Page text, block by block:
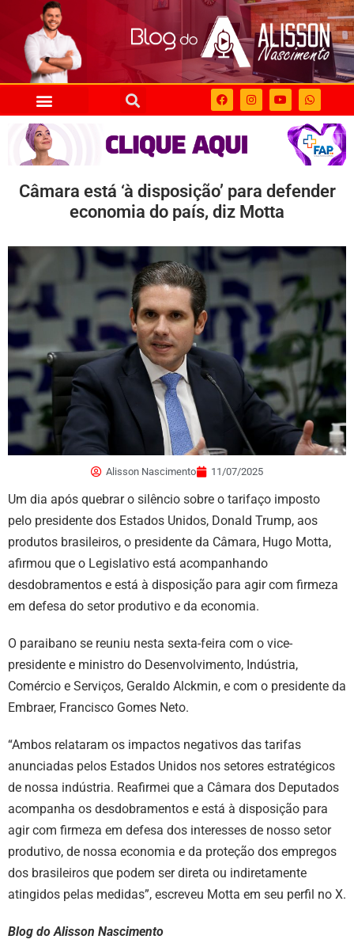
Câmara está ‘à disposição’ para defender
economia do país, diz Motta
Alisson Nascimento 11/07/2025
Um dia após quebrar o silêncio sobre o tarifaço imposto
pelo presidente dos Estados Unidos, Donald Trump, aos
produtos brasileiros, o presidente da Câmara, Hugo Motta,
afirmou que o Legislativo está acompanhando
desdobramentos e está à disposição para agir com firmeza
em defesa do setor produtivo e da economia.
O paraibano se reuniu nesta sexta-feira com o vice-
presidente e ministro do Desenvolvimento, Indústria,
Comércio e Serviços, Geraldo Alckmin, e com o presidente da
Embraer, Francisco Gomes Neto.
“Ambos relataram os impactos negativos das tarifas
anunciadas pelos Estados Unidos nos setores estratégicos
de nossa indústria. Reafirmei que a Câmara dos Deputados
acompanha os desdobramentos e está à disposição para
agir com firmeza em defesa dos interesses de nosso setor
produtivo, de nossa economia e da proteção dos empregos
dos brasileiros que podem ser direta ou indiretamente
atingidos pelas medidas”, escreveu Motta em seu perfil no X.
Blog do Alisson Nascimento